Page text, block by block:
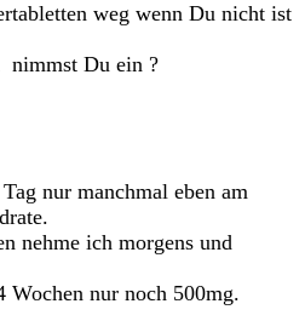
weg wenn Du nicht ist
nimmst Du ein ?
nur manchmal eben am
nehme ich morgens und
Wochen nur noch 500mg.